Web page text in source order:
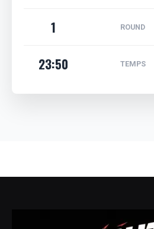
1 ROUND
23:50
TEMPS